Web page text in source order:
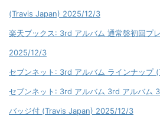
(Travis Japan) 2025/12/3
楽天ブックス: 3rd アルバム 通常盤初回プ
2025/12/3
セブンネット: 3rd アルバム ラインナッ
セブンネット: 3rd アルバム 3rd アルバム
バッジ付 (Travis Japan) 2025/12/3